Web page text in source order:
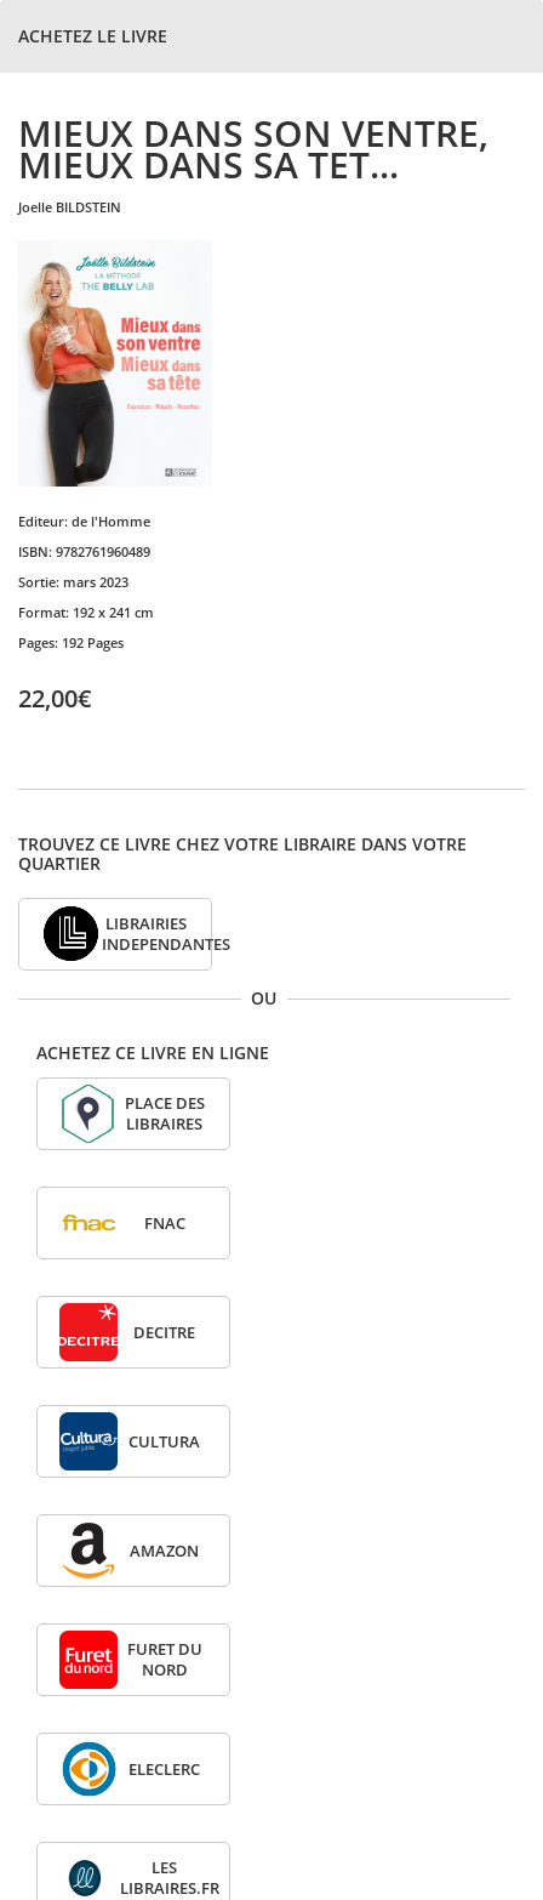
ACHETEZ LE LIVRE
MIEUX DANS SON VENTRE,
MIEUX DANS SA TET...
joelle BILDSTEIN
Editeur: de l'Homme
ISBN: 9782761960489
Sortie: mars 2023
Format: 192 x 241 cm
Pages: 192 Pages
22,00€
TROUVEZ CE LIVRE CHEZ VOTRE LIBRAIRE DANS VOTRE
QUARTIER
LIBRAIRIES
INDEPENDANTES
OU
ACHETEZ CE LIVRE EN LIGNE
PLACE DES
LIBRAIRES
FNAC
DECITRE
CULTURA
AMAZON
FURET DU
NORD
ELECLERC
LES
LIBRAIRES.FR